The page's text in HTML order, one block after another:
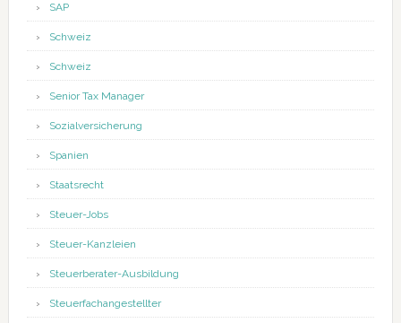
SAP
Schweiz
Schweiz
Senior Tax Manager
Sozialversicherung
Spanien
Staatsrecht
Steuer-Jobs
Steuer-Kanzleien
Steuerberater-Ausbildung
Steuerfachangestellter